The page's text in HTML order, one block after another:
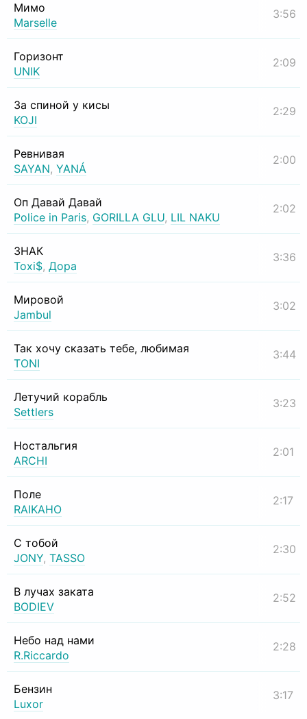
Мимо
Marselle
3:56
Горизонт
UNIK
2:09
За спиной у кисы
KOJI
2:29
Ревнивая
SAYAN, YANÁ
2:00
Оп Давай Давай
Police in Paris, GORILLA GLU, LIL NAKU
2:02
ЗНАК
Toxi$, Дора
3:36
Мировой
Jambul
3:02
Так хочу сказать тебе, любимая
TONI
3:44
Летучий корабль
Settlers
3:23
Ностальгия
ARCHI
2:01
Поле
RAIKAHO
2:17
С тобой
JONY, TASSO
2:30
В лучах заката
BODIEV
2:52
Небо над нами
R.Riccardo
2:28
Бензин
Luxor
3:17